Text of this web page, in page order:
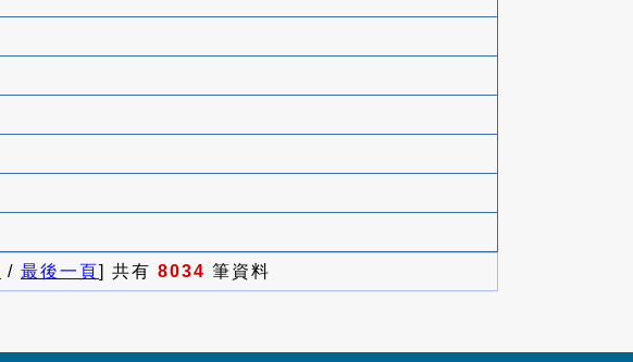
/ 最後一頁] 共有 8034 筆資料